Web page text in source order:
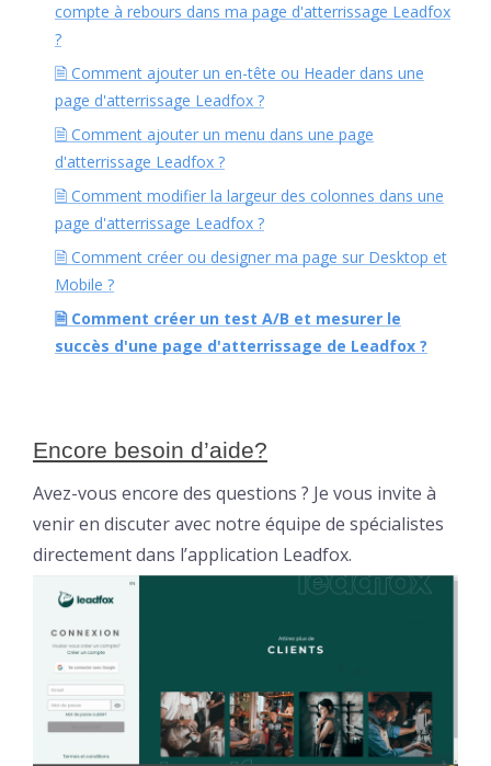
compte à rebours dans ma page d'atterrissage Leadfox
?
🗎 Comment ajouter un en-tête ou Header dans une
page d'atterrissage Leadfox ?
🗎 Comment ajouter un menu dans une page
d'atterrissage Leadfox ?
🗎 Comment modifier la largeur des colonnes dans une
page d'atterrissage Leadfox ?
🗎 Comment créer ou designer ma page sur Desktop et
Mobile ?
🗎 Comment créer un test A/B et mesurer le
succès d'une page d'atterrissage de Leadfox ?
Encore besoin d’aide?
Avez-vous encore des questions ? Je vous invite à
venir en discuter avec notre équipe de spécialistes
directement dans l’application Leadfox.